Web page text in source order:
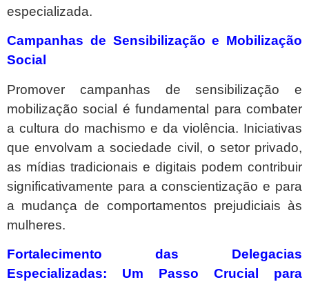
especializada.
Campanhas de Sensibilização e Mobilização
Social
Promover campanhas de sensibilização e
mobilização social é fundamental para combater
a cultura do machismo e da violência. Iniciativas
que envolvam a sociedade civil, o setor privado,
as mídias tradicionais e digitais podem contribuir
significativamente para a conscientização e para
a mudança de comportamentos prejudiciais às
mulheres.
Fortalecimento das Delegacias
Especializadas: Um Passo Crucial para